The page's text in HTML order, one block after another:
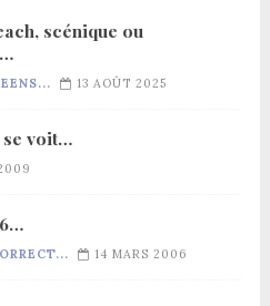
scénique ou
13 AOÛT 2025
se voit…
14 MARS 2006